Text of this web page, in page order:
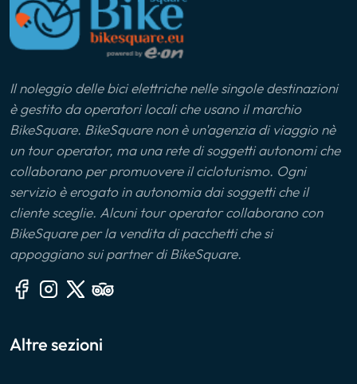
Il noleggio delle bici elettriche nelle singole destinazioni
è gestito da operatori locali che usano il marchio
BikeSquare. BikeSquare non è un'agenzia di viaggio nè
un tour operator, ma una rete di soggetti autonomi che
collaborano per promuovere il cicloturismo. Ogni
servizio è erogato in autonomia dai soggetti che il
cliente sceglie. Alcuni tour operator collaborano con
BikeSquare per la vendita di pacchetti che si
appoggiano sui partner di BikeSquare.
Altre sezioni